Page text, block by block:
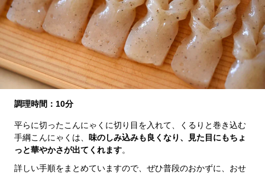
調理時間：10分
平らに切ったこんにゃくに切り目を入れて、くるりと巻き込む
手綱こんにゃくは、
味のしみ込みも良くなり、見た目にもちょ
っと華やかさが出てくれます。
詳しい手順をまとめていますので、ぜひ普段のおかずに、おせ